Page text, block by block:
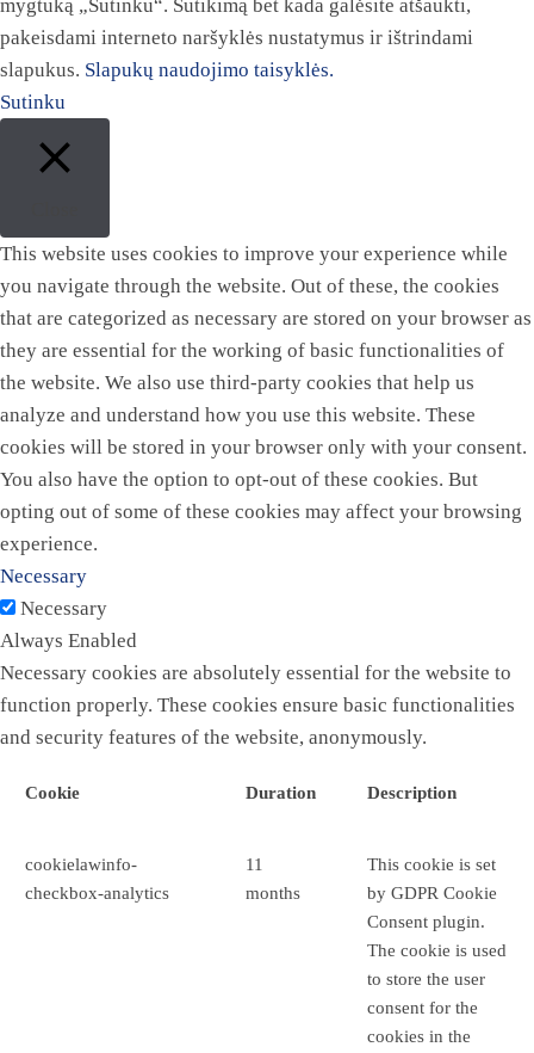
mygtuką „Sutinku“. Sutikimą bet kada galėsite atšaukti,
pakeisdami interneto naršyklės nustatymus ir ištrindami
slapukus. Slapukų naudojimo taisyklės.
Sutinku
This website uses cookies to improve your experience while
you navigate through the website. Out of these, the cookies
that are categorized as necessary are stored on your browser as
they are essential for the working of basic functionalities of
the website. We also use third-party cookies that help us
analyze and understand how you use this website. These
cookies will be stored in your browser only with your consent.
You also have the option to opt-out of these cookies. But
opting out of some of these cookies may affect your browsing
experience.
Necessary
Necessary
Always Enabled
Necessary cookies are absolutely essential for the website to
function properly. These cookies ensure basic functionalities
and security features of the website, anonymously.
Cookie Duration Description
cookielawinfo-
checkbox-analytics
11
months
This cookie is set
by GDPR Cookie
Consent plugin.
The cookie is used
to store the user
consent for the
cookies in the